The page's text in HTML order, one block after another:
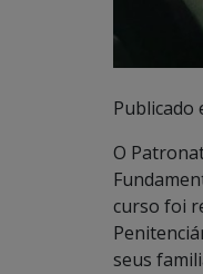
Publicado
O
curso foi
seus